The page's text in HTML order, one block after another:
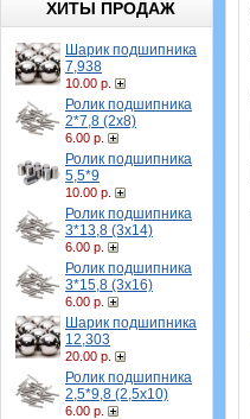
ХИТЫ ПРОДАЖ
Шарик подшипника
7,938
10.00 р.
Ролик подшипника
2*7,8 (2х8)
6.00 р.
Ролик подшипника
5,5*9
10.00 р.
Ролик подшипника
3*13,8 (3х14)
6.00 р.
Ролик подшипника
3*15,8 (3х16)
6.00 р.
Шарик подшипника
12,303
20.00 р.
Ролик подшипника
2,5*9,8 (2,5х10)
6.00 р.